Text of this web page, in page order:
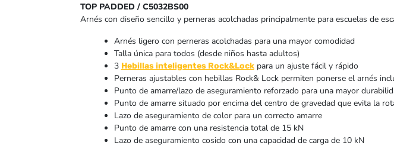
TOP PADDED / C5032BS00
Arnés con diseño sencillo y perneras acolchadas principalmente para escuelas de
Arnés ligero con perneras acolchadas para una mayor comodidad
Talla única para todos (desde niños hasta adultos)
3 Hebillas inteligentes Rock&Lockpara un ajuste fácil y rápido
Perneras ajustables con hebillas Rock& Lock permiten ponerse el arnés
Punto de amarre/lazo de aseguramiento reforzado para una mayor
Punto de amarre situado por encima del centro de gravedad que evita la
Lazo de aseguramiento de color para un correcto amarre
Punto de amarre con una resistencia total de 15 kN
Lazo de aseguramiento cosido con una capacidad de carga de 10 kN